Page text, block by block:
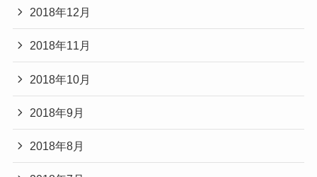
2018年12月
2018年11月
2018年10月
2018年9月
2018年8月